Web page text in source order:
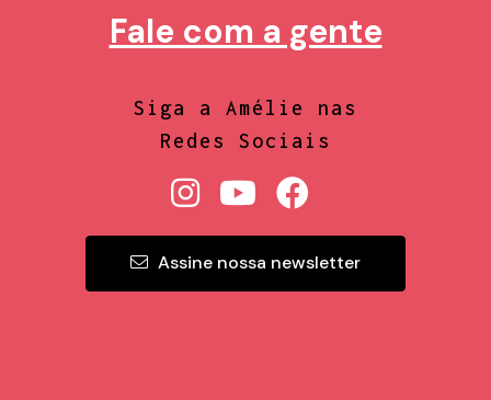
Fale com a gente
Siga a Amélie nas
Redes Sociais
Assine nossa newsletter